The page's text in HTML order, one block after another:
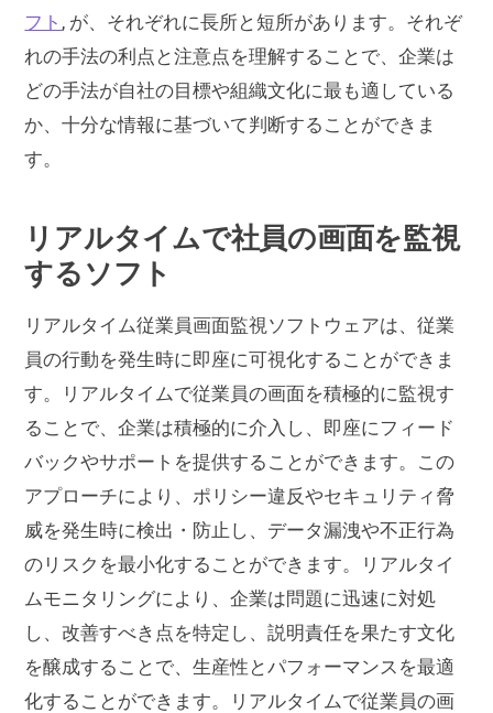
フト , が、それぞれに長所と短所があります。それぞ
れの手法の利点と注意点を理解することで、企業は
どの手法が自社の目標や組織文化に最も適している
か、十分な情報に基づいて判断することができま
す。
リアルタイムで社員の画面を監視
するソフト
リアルタイム従業員画面監視ソフトウェアは、従業
員の行動を発生時に即座に可視化することができま
す。リアルタイムで従業員の画面を積極的に監視す
ることで、企業は積極的に介入し、即座にフィード
バックやサポートを提供することができます。この
アプローチにより、ポリシー違反やセキュリティ脅
威を発生時に検出・防止し、データ漏洩や不正行為
のリスクを最小化することができます。リアルタイ
ムモニタリングにより、企業は問題に迅速に対処
し、改善すべき点を特定し、説明責任を果たす文化
を醸成することで、生産性とパフォーマンスを最適
化することができます。リアルタイムで従業員の画